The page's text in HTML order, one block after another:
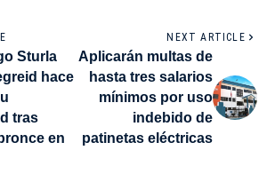
Sturla
hace
tras
en
NEXT ARTICLE
Aplicarán multas de
hasta tres salarios
mínimos por uso
indebido de
patinetas eléctricas